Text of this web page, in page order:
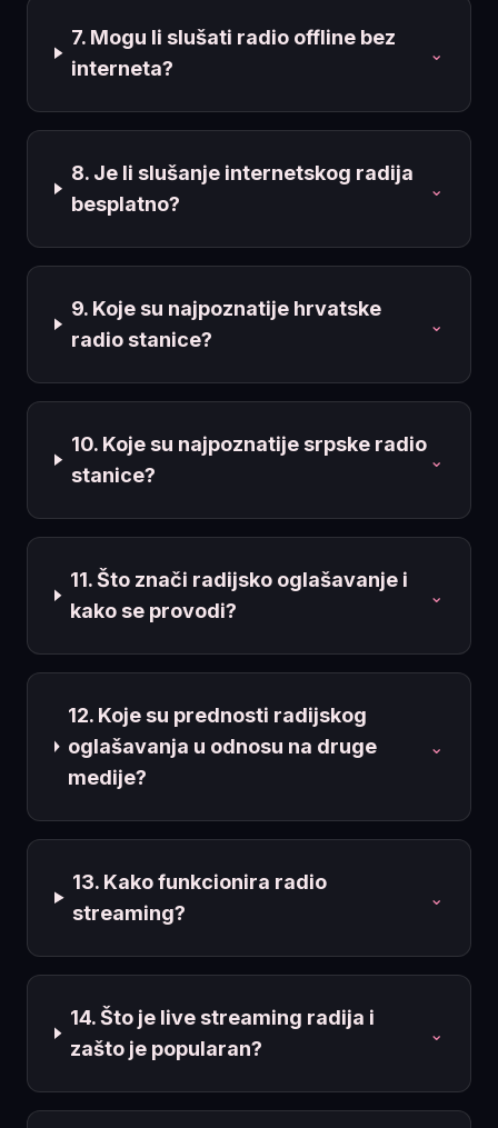
7. Mogu li slušati radio offline bez
interneta?
⌄
8. Je li slušanje internetskog radija
besplatno?
⌄
9. Koje su najpoznatije hrvatske
radio stanice?
⌄
10. Koje su najpoznatije srpske radio
stanice?
⌄
11. Što znači radijsko oglašavanje i
kako se provodi?
⌄
12. Koje su prednosti radijskog
oglašavanja u odnosu na druge
medije?
⌄
13. Kako funkcionira radio
streaming?
⌄
14. Što je live streaming radija i
zašto je popularan?
⌄